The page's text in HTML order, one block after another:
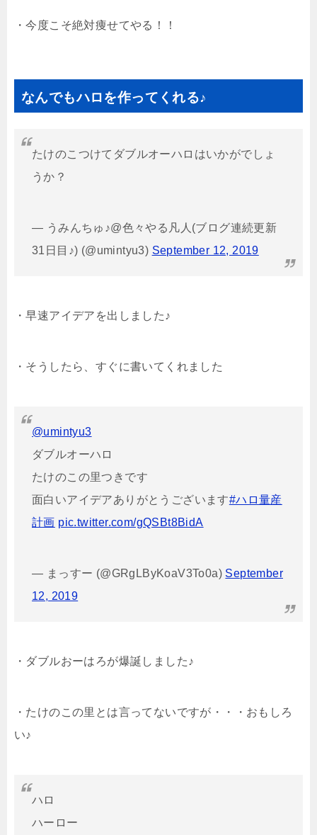
・今度こそ絶対痩せてやる！！
なんでもハロを作ってくれる♪
たけのこつけてダブルオーハロはいかがでしょ
うか？
— うみんちゅ♪@色々やる凡人(ブログ連続更新
31日目♪) (@umintyu3) September 12, 2019
・早速アイデアを出しました♪
・そうしたら、すぐに書いてくれました
@umintyu3
ダブルオーハロ
たけのこの里つきです
面白いアイデアありがとうございます#ハロ量産
計画 pic.twitter.com/gQSBt8BidA
— まっすー (@GRgLByKoaV3To0a) September
12, 2019
・ダブルおーはろが爆誕しました♪
・たけのこの里とは言ってないですが・・・おもしろ
い♪
ハロ
ハーロー